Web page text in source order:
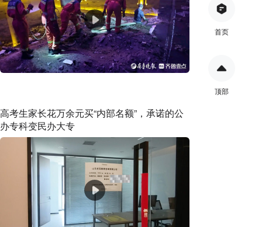
高考生家长花万余元买“内部名额”，承诺的公
办专科变民办大专
首页
顶部